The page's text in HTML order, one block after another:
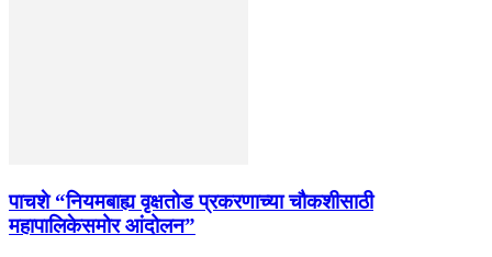
पाचशे “नियमबाह्य वृक्षतोड प्रकरणाच्या चौकशीसाठी
महापालिकेसमोर आंदोलन”